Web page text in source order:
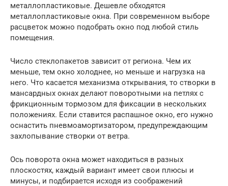
металлопластиковые. Дешевле обходятся
металлопластиковые окна. При современном выборе
расцветок можно подобрать окно под любой стиль
помещения.
Число стеклопакетов зависит от региона. Чем их
меньше, тем окно холоднее, но меньше и нагрузка на
него. Что касается механизма открывания, то створки в
мансардных окнах делают поворотными на петлях с
фрикционным тормозом для фиксации в нескольких
положениях. Если ставится распашное окно, его нужно
оснастить пневмоамортизатором, предупреждающим
захлопывание створки от ветра.
Ось поворота окна может находиться в разных
плоскостях, каждый вариант имеет свои плюсы и
минусы, и подбирается исходя из соображений